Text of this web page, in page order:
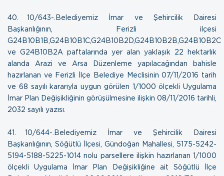
40. 10/643-.Belediyemiz İmar ve Şehircilik Dairesi
Başkanlığının, Ferizli ilçesi
G24B10B1B,G24B10B1C,G24B10B2D,G24B10B2B,G24B10B2C
ve G24B10B2A paftalarında yer alan yaklaşık 22 hektarlık
alanda Arazi ve Arsa Düzenleme yapılacağından bahisle
hazırlanan ve Ferizli İlçe Belediye Meclisinin 07/11/2016 tarih
ve 68 sayılı kararıyla uygun görülen 1/1000 ölçekli Uygulama
İmar Plan Değişikliğinin görüşülmesine ilişkin 08/11/2016 tarihli,
2032 sayılı yazısı
41. 10/644-.Belediyemiz İmar ve Şehircilik Dairesi
Başkanlığının, Söğütlü İlçesi, Gündoğan Mahallesi, 5175-5242-
5194-5188-5225-1014 nolu parsellere ilişkin hazırlanan 1/1000
ölçekli Uygulama İmar Plan Değişikliğine ait Söğütlü İlçe